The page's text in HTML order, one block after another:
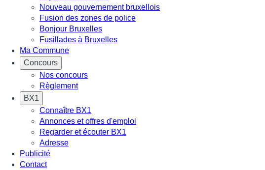
Nouveau gouvernement bruxellois
Fusion des zones de police
Bonjour Bruxelles
Fusillades à Bruxelles
Ma Commune
Concours
Nos concours
Règlement
BX1
Connaître BX1
Annonces et offres d'emploi
Regarder et écouter BX1
Adresse
Publicité
Contact